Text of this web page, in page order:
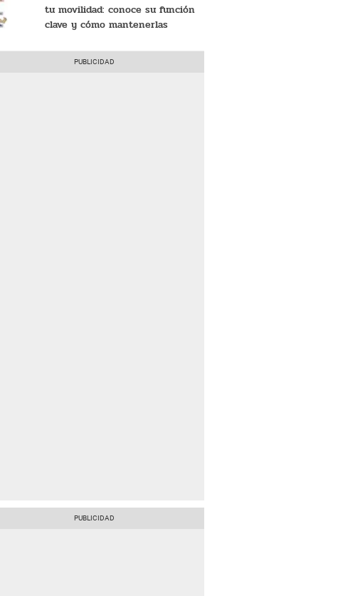
tu movilidad: conoce su función
clave y cómo mantenerlas